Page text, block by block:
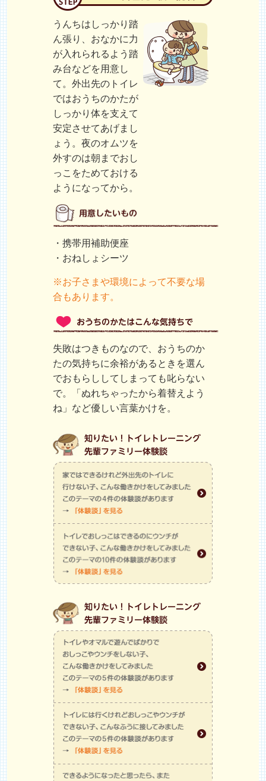
うんちはしっかり踏
ん張り、おなかに力
が入れられるよう踏
み台などを用意し
て。外出先のトイレ
ではおうちのかたが
しっかり体を支えて
安定させてあげまし
ょう。夜のオムツを
外すのは朝までおし
っこをためておける
ようになってから。
・携帯用補助便座
・おねしょシーツ
※お子さまや環境によって不要な場
合もあります。
失敗はつきものなので、おうちのか
たの気持ちに余裕があるときを選ん
でおもらししてしまっても叱らない
で。「ぬれちゃったから着替えよう
ね」など優しい言葉かけを。